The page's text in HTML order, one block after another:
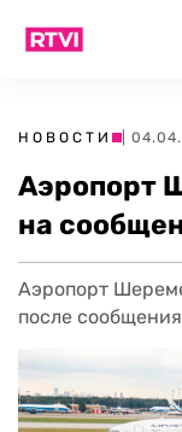
НОВОСТИ |
Аэропорт
на
Аэропорт
после